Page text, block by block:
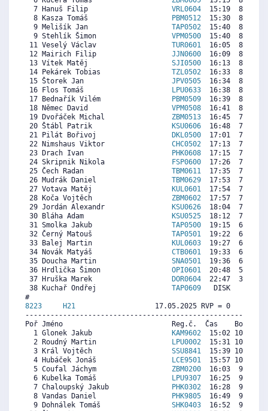
  7 Hanuš Filip
VRL0604
15:19  8907
  8 Kasza Tomáš
PBM0512
15:30  8786
  9 Melišík Jan
TAP0502
15:40  8676
  9 Stehlík Šimon
VPM0500
15:40  8676
11 Veselý Václav TUR0601
16:05  8402
12 Mairich Filip JJN0600
16:09  8358
13 Vítek Matěj SJI0500
16:13  8314
14 Pekárek Tobias TZL0502
16:33  8094
15 Štorek Jan JPV0505
16:34  8083
16 Flos Tomáš
LPU0633
16:38  8039
17 Bednařík Vilém
PBM0509
16:39  8028
18 Němec David VPM0508
16:41  8006
19 Dvořáček Michal ZBM0513
16:45  7962
20 Štábl Patrik
KSU0606
16:48  7929
21 Pilát Bořivoj
DKL0500
17:01  7787
22 Nimshaus Viktor CHC0502
17:13  7655
23 Drach Ivan
PHK0608
17:15  7633
24 Skripnik Nikola
FSP0600
17:26  7512
25 Čech Radan TBM0611
17:35  7413
26 Mudrák Daniel TBM0629
17:53  7216
27 Votava Matěj
KUL0601
17:54  7205
28 Koča Vojtěch ZBM0602
17:57  7172
29 Jordán Alexandr
KSU0626
18:04  7095
30 Bláha Adam
KSU0525
18:12  7007
31 Smolka Jakub TAP0500
19:15  6315
32 Černý Matouš TAP0501
19:22  6238
33 Balej Martin
KUL0603
19:27  6183
34 Novák Matyáš CTB0601
19:33  6117
35 Doucha Martin SNA0501
19:36  6084
36 Hrdlička Šimon OPI0601
20:48  5294
37 Hruška Marek
DOR0604
22:47  3987
38 Kuchař Ondřej TAP0609
DISK     0
8223
H21
17.05.2025 RVP = 0     IP
Poř Jméno                          Reg.č.  Čas    Body
  1 Glonek Jakub
KAM9602
15:02 10673
  2 Roudný Martin
LPU0002
15:31 10345
  3 Král Vojtěch
SSU8841
15:39 10255
  4 Hubáček Jonáš
LCE9501
15:57 10052
  5 Coufal Jáchym
ZBM0200
16:03  9984
  6 Kubelka Tomáš
LPU9307
16:25  9736
  7 Chaloupský Jakub
PHK0302
16:28  9702
  8 Vandas Daniel
PHK9805
16:49  9465
  9 Dohnálek Tomáš
SHK0403
16:52  9432